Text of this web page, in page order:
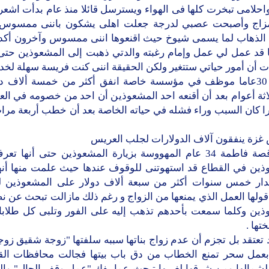
تبخرت كلها فى الهواء ويسترسل قائلا منذ عام بدأت
وأصبحت عصبي لدرجة جعلت اهلى يشكون باننى
الذهاب لما يسمى شيوخ حيث اقنعوها اننى ممسوس وآخرون
قد عمل لي عمل وإمام رغبته والدتي ذهبت إلى المشعوذين
أن أمور حياتي ستتغير ولكن الحقيقة اننى كنت فريسة سهلة
حمدي 30عاما موظف في مؤسسة خاصة انفق أكثر من خمسة ألاف
أعوام بعد أن أقنعه احد المشعوذين أن احد من خصومه في
كان السبب وراء فشله في حياته الخاصة بعد أن خطب أربعة
ينفقون آلاف الدولارات لجلب العريس
كانت قصة فاطمة 34 عام المهووسة بزيارة المشعوذين حتى
في القطاع قد استهوتنى للوقوف عندها حيث علمت منها
خمس سنوات أكثر من سبعة ألاف دولار على المشعوذين
العمل الذي يمنعها من الزواج و رغم ذلك مازالت تبحث عن
وكلما سمعت بأحدهم تذهب إليه على الفور وتلبى كل
.
تعتقد بل تجزم أن عدم زواج بناتها سببه سلفتها "زوجة شقيق
سحر تمنع الخطاب من دق باب بيتها فجالت محافظات